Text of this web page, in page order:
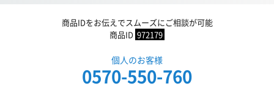
商品IDをお伝えでスムーズにご相談が可能
商品ID 972179
個人のお客様
0570-550-760